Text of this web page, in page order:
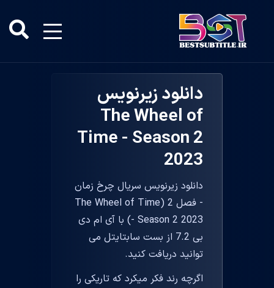
دانلود زیرنویس
The Wheel of
Time - Season 2
2023
دانلود زیرنویس سریال چرخ زمان
- فصل 2 (The Wheel of Time
- Season 2 2023) با آی ام دی
بی 7.2 از بست سابتایتل می
توانید دریافت کنید.
اگرچه رند فکر میکرد که تاریکی را